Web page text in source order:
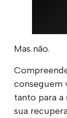
Mas não.
conseguem
tanto para a
sua